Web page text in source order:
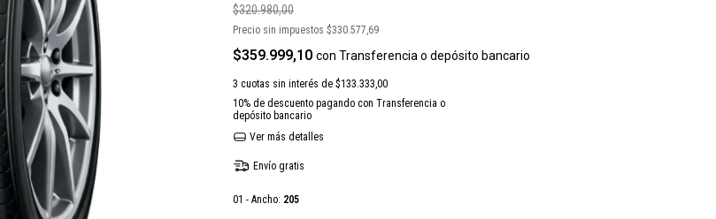
$320.980,00
Precio sin impuestos $330.577,69
$359.999,10 con Transferencia o depósito bancario
3 cuotas sin interés de $133.333,00
10% de descuento pagando con Transferencia o
depósito bancario
Ver más detalles
Envío gratis
01 - Ancho: 205